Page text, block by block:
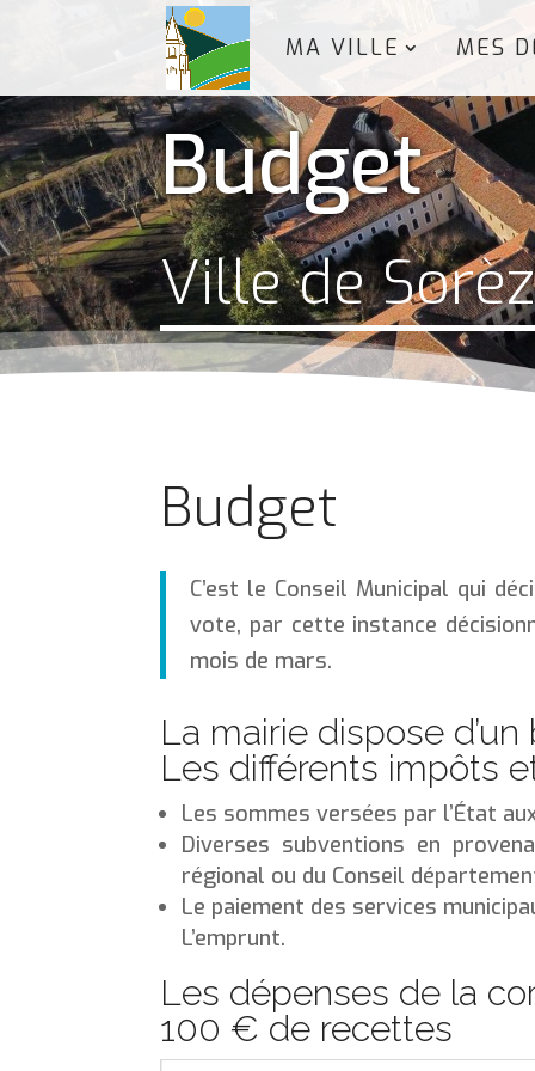
MA VILLE MES
Budget
Ville de
Budget
C’est le Conseil Municipal qui
vote, par cette instance
mois de mars.
La mairie dispose
Les différents impôts
Les sommes versées par l’État
Diverses subventions en
régional ou du Conseil
Le paiement des services
L’emprunt.
Les dépenses de la
100 € de recettes